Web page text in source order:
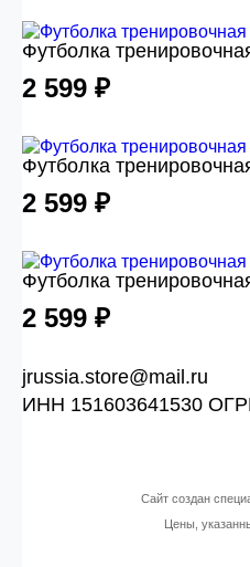
Футболка
2 599 ₽
Футболка
2 599 ₽
Футболка
2 599 ₽
jrussia.store@mail.ru
ИНН 151603641530
Сайт создан
Цены,